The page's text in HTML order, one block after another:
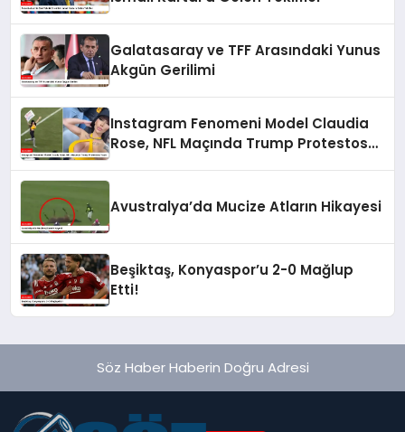
Galatasaray ve TFF Arasındaki Yunus
Akgün Gerilimi
Instagram Fenomeni Model Claudia
Rose, NFL Maçında Trump Protestosu
Avustralya’da Mucize Atların Hikayesi
Beşiktaş, Konyaspor’u 2-0 Mağlup
Etti!
Söz Haber Haberin Doğru Adresi